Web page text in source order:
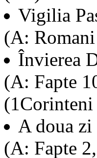
Vigilia
(A:
Învierea
(A: Fapte
A doua zi
(A: Fapte